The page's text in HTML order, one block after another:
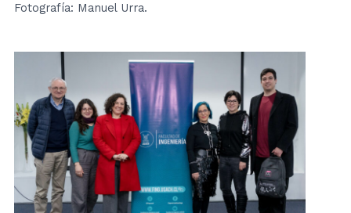
Fotografía: Manuel Urra.